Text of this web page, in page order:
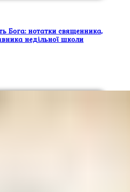
Бога: нотатки священника,
недільної школи